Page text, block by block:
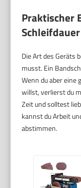
Praktischer
Schleifdauer
Die Art des Geräts
musst. Ein
Wenn du aber
willst, verlierst du
Zeit und solltest
kannst du Arbeit
abstimmen.